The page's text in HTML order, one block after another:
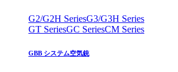
G2/G2H SeriesG3/G3H Series
GT SeriesGC SeriesCM Series
GBB システム空気銃